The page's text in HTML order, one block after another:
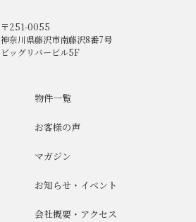
〒251-0055
神奈川県藤沢市南藤沢8番7号
ビッグリバービル5F
物件一覧
お客様の声
マガジン
お知らせ・イベント
会社概要・アクセス